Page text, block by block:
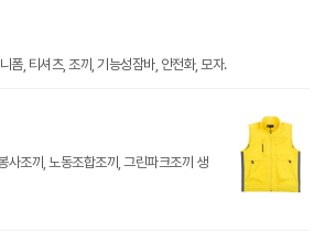
폼, 티셔츠, 조끼, 기능성잠바, 안전화, 모자.
사조끼, 노동조합조끼, 그린파크조끼 생